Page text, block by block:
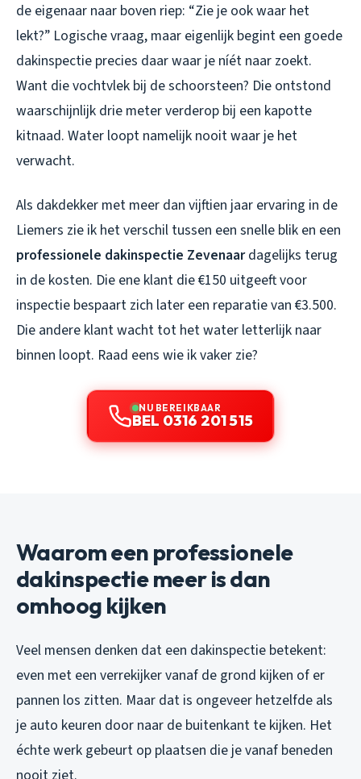
de eigenaar naar boven riep: “Zie je ook waar het
lekt?” Logische vraag, maar eigenlijk begint een goede
dakinspectie precies daar waar je níét naar zoekt.
Want die vochtvlek bij de schoorsteen? Die ontstond
waarschijnlijk drie meter verderop bij een kapotte
kitnaad. Water loopt namelijk nooit waar je het
verwacht.
Als dakdekker met meer dan vijftien jaar ervaring in de
Liemers zie ik het verschil tussen een snelle blik en een
professionele dakinspectie Zevenaardagelijks terug
in de kosten. Die ene klant die €150 uitgeeft voor
inspectie bespaart zich later een reparatie van €3.500.
Die andere klant wacht tot het water letterlijk naar
binnen loopt. Raad eens wie ik vaker zie?
NU BEREIKBAAR
BEL 0316 201 515
Waarom een professionele
dakinspectie meer is dan
omhoog kijken
Veel mensen denken dat een dakinspectie betekent:
even met een verrekijker vanaf de grond kijken of er
pannen los zitten. Maar dat is ongeveer hetzelfde als
je auto keuren door naar de buitenkant te kijken. Het
échte werk gebeurt op plaatsen die je vanaf beneden